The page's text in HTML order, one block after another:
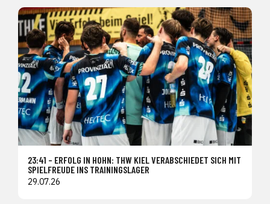
23:41 – ERFOLG IN HOHN: THW KIEL VERABSCHIEDET SICH MIT
SPIELFREUDE INS TRAININGSLAGER
29.07.26